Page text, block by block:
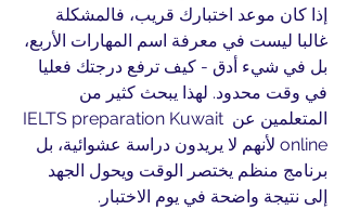
إذا كان موعد اختبارك قريب، فالمشكلة
غالبا ليست في معرفة اسم المهارات الأربع،
بل في شيء أدق - كيف ترفع درجتك فعليا
في وقت محدود. لهذا يبحث كثير من
المتعلمين عن IELTS preparation Kuwait
online لأنهم لا يريدون دراسة عشوائية، بل
برنامج منظم يختصر الوقت ويحول الجهد
إلى نتيجة واضحة في يوم الاختبار.